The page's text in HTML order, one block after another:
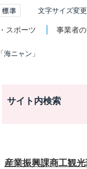
文字サイズ変更
スポーツ 事業者
ニャン」
サイト内検索
産業振興課商工観